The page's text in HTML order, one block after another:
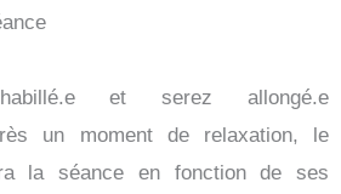
et serez allongé.e
un moment de relaxation, le
la séance en fonction de ses